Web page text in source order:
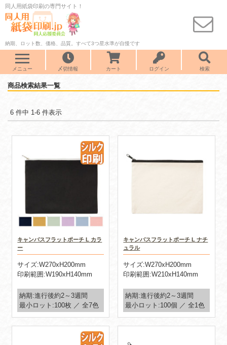
同人用紙袋印刷の専門サイト！
納期、ロット数、価格、品質。すべて3つ星水準が自慢です
メニュー 〆切情報 カート ログイン 検索
商品検索結果一覧
6 件中 1-6 件表示
キャンバスフラットポーチ L カラ
ー
サイズ:W270xH200mm
印刷範囲:W190xH140mm
納期:進行後約2～3週間
最小ロット:100枚 ／ 全7色
キャンバスフラットポーチ L ナチ
ュラル
サイズ:W270xH200mm
印刷範囲:W210xH140mm
納期:進行後約2～3週間
最小ロット:100個 ／ 全1色